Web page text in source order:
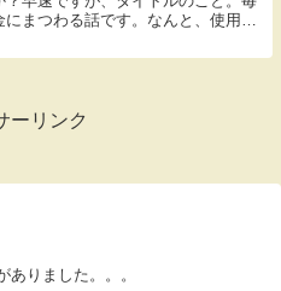
にまつわる話です。なんと、使用済
Σ（・□・；）つまりそういう上履き
ーリンク
ありました。。。